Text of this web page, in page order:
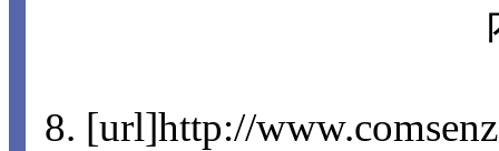
[url]http://